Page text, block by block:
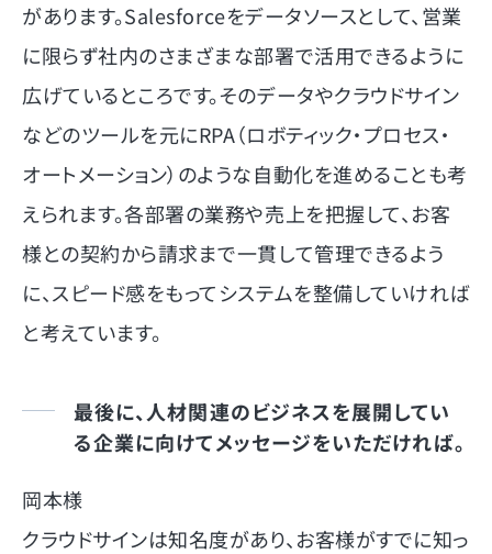
があります。Salesforceをデータソースとして、営業
に限らず社内のさまざまな部署で活用できるように
広げているところです。そのデータやクラウドサイン
などのツールを元にRPA（ロボティック・プロセス・
オートメーション）のような自動化を進めることも考
えられます。各部署の業務や売上を把握して、お客
様との契約から請求まで一貫して管理できるよう
に、スピード感をもってシステムを整備していければ
と考えています。
最後に、人材関連のビジネスを展開してい
る企業に向けてメッセージをいただければ。
岡本様
クラウドサインは知名度があり、お客様がすでに知っ